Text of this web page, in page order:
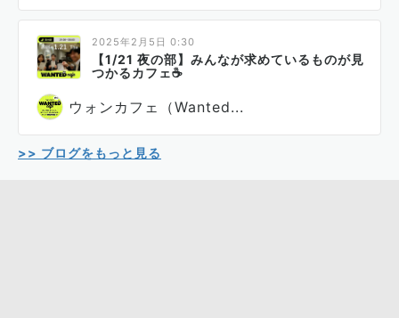
2025年2月5日 0:30
【1/21 夜の部】みんなが求めているものが見
つかるカフェ☕
ウォンカフェ（Wanted...
>> ブログをもっと見る